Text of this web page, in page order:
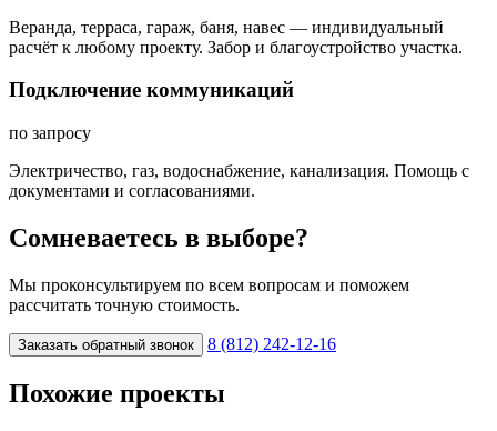
Веранда, терраса, гараж, баня, навес — индивидуальный
расчёт к любому проекту. Забор и благоустройство участка.
Подключение коммуникаций
по запросу
Электричество, газ, водоснабжение, канализация. Помощь с
документами и согласованиями.
Сомневаетесь в выборе?
Мы проконсультируем по всем вопросам и поможем
рассчитать точную стоимость.
Заказать обратный звонок 8 (812) 242-12-16
Похожие проекты